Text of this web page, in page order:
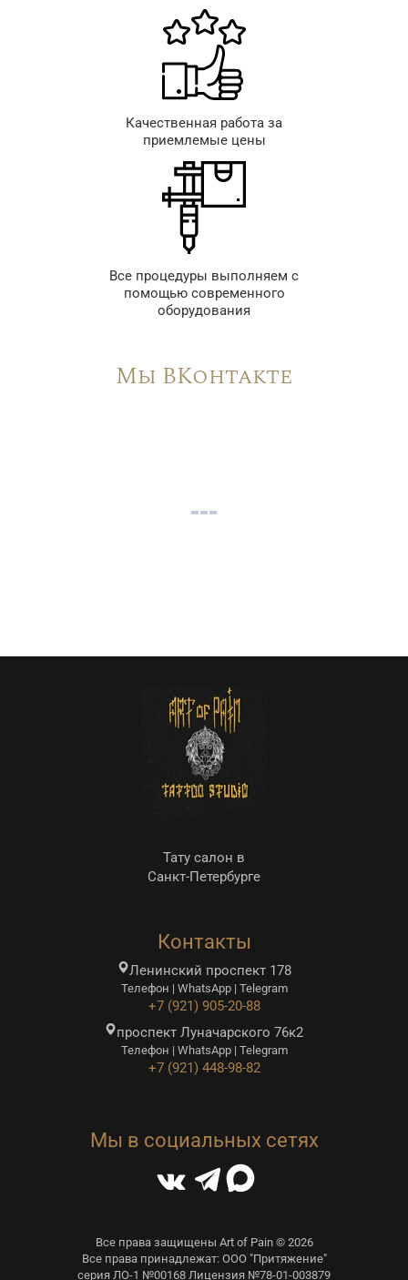
Качественная работа за
приемлемые цены
Все процедуры выполняем с
помощью современного
оборудования
Мы ВКонтакте
Тату салон в
Санкт-Петербурге
Контакты
Ленинский проспект 178
Телефон | WhatsApp | Telegram
+7 (921) 905-20-88
проспект Луначарского 76к2
Телефон | WhatsApp | Telegram
+7 (921) 448-98-82
Мы в социальных сетях
Все права защищены Art of Pain © 2026
Все права принадлежат: ООО "Притяжение"
серия ЛО-1 №00168 Лицензия №78-01-003879